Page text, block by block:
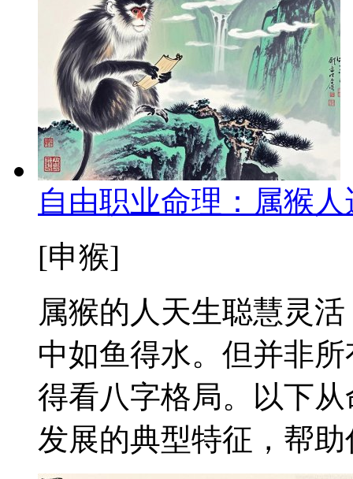
自由职业命理：属猴
[申猴]
属猴的人天生聪慧灵
中如鱼得水。但并非
得看八字格局。以下
发展的典型特征，帮